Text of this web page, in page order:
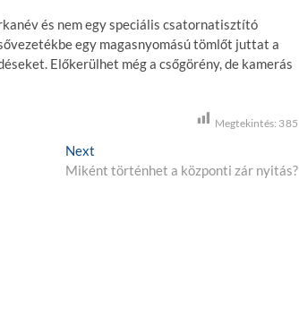
és nem egy speciális csatornatisztító
egy magasnyomású tömlőt juttat a
Előkerülhet még a csőgörény, de kamerás
Megtekintés: 385
Next
e
Miként történhet a központi zár nyitás?